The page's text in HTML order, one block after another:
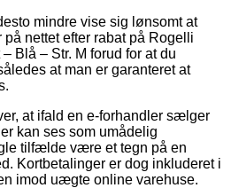
mindre vise sig lønsomt at
nettet efter rabat på Rogelli
Blå – Str. M forud for at du
at man er garanteret at
at ifald en e-forhandler sælger
kan ses som umådelig
tilfælde være et tegn på en
Kortbetalinger er dog inkluderet i
imod uægte online varehuse.